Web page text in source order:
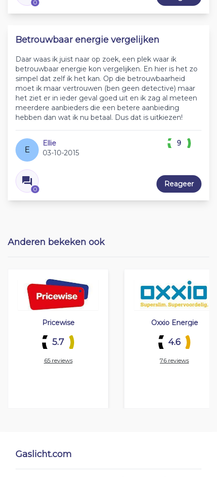
Gaslicht.com
0
Betrouwbaar energie vergelijken
Daar waas ik juist naar op zoek, een plek waar ik
betrouwbaar energie kon vergelijken. En hier is het zo
simpel dat zelf ik het kan. Op die betrouwbaarheid
moet ik maar vertrouwen (ben geen detective) maar
het ziet er in ieder geval goed uit en ik zag al meteen
meerdere aanbieders die een betere aanbieding
hebben dan wat ik nu betaal. Dus dat is uitkiezen!
E
Ellie
03-10-2015
0
9
Reageer
Anderen bekeken ook
Pricewise
5.7
65 reviews
Oxxio Energie
4.6
76 reviews